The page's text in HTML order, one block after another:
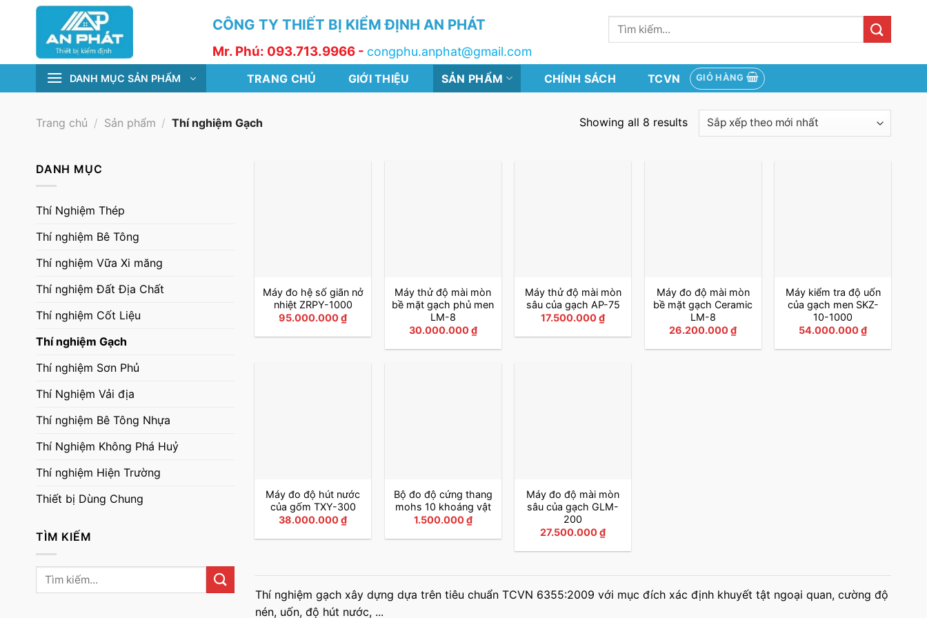
CÔNG TY THIẾT BỊ KIỂM ĐỊNH AN PHÁT
Mr. Phú: 093.713.9966 - congphu.anphat@gmail.com
Tìm
kiếm:
DANH MỤC SẢN PHẨM TRANG CHỦ GIỚI THIỆU SẢN PHẨM CHÍNH SÁCH TCVN GIỎ HÀNG
Trang chủ / Sản phẩm / Thí nghiệm Gạch Showing all 8 results
DANH MỤC
Thí Nghiệm Thép
Thí nghiệm Bê Tông
Thí nghiệm Vữa Xi măng
Thí nghiệm Đất Địa Chất
Thí nghiệm Cốt Liệu
Thí nghiệm Gạch
Thí nghiệm Sơn Phủ
Thí Nghiệm Vải địa
Thí nghiệm Bê Tông Nhựa
Thí Nghiệm Không Phá Huỷ
Thí nghiệm Hiện Trường
Thiết bị Dùng Chung
TÌM KIẾM
Tìm
Máy đo hệ số giãn nở
nhiệt ZRPY-1000
95.000.000₫
Máy thử độ mài mòn
bề mặt gạch phủ men
LM-8
30.000.000₫
Máy thử độ mài mòn
sâu của gạch AP-75
17.500.000₫
Máy đo độ mài mòn
bề mặt gạch Ceramic
LM-8
26.200.000₫
Máy kiểm tra độ uốn
của gạch men SKZ-
10-1000
54.000.000₫
Máy đo độ hút nước
của gốm TXY-300
38.000.000₫
Bộ đo độ cứng thang
mohs 10 khoáng vật
1.500.000₫
Máy đo độ mài mòn
sâu của gạch GLM-
200
27.500.000₫
Thí nghiệm gạch xây dựng dựa trên tiêu chuẩn TCVN 6355:2009 với mục đích xác định khuyết tật ngoại quan, cường độ
nén, uốn, độ hút nước, ...